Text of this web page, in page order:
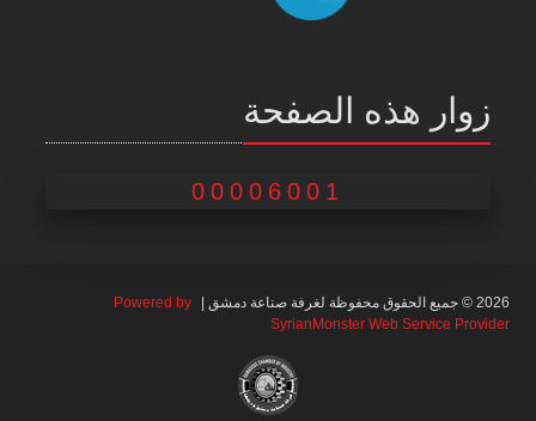
زوار هذه الصفحة
00006001
2026 © جميع الحقوق محفوظة لغرفة صناعة دمشق |
Powered by
SyrianMonster Web Service Provider